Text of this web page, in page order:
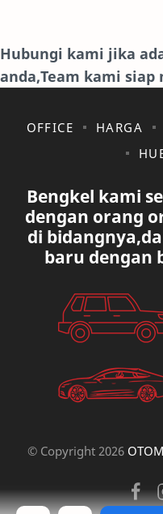
INTERNET
JAGUAR.
KIA
MAZDA
MITSUBISHI
PAUGEOT
RECK STERING
Hubungi kami jika
anda,Team kami
OFFICE HARGA
Bengkel kami
dengan orang
di
baru dengan
© Copyright 2026